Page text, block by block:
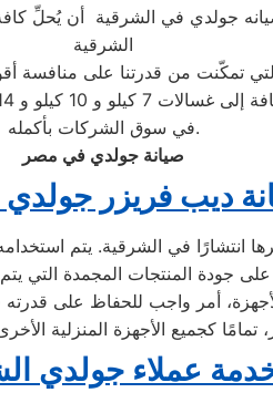
جولدي في الشرقية أن يُحلِّ
الشرقية
تمكّنت من قدرتنا على منافسة
في سوق الشركات بأكمله.
صيانة جولدي في مصر
ديب فريزر جولدي
في الشرقية. يتم
جودة المنتجات المجمدة التي
أمر واجب للحفاظ على
عملاء جولدي